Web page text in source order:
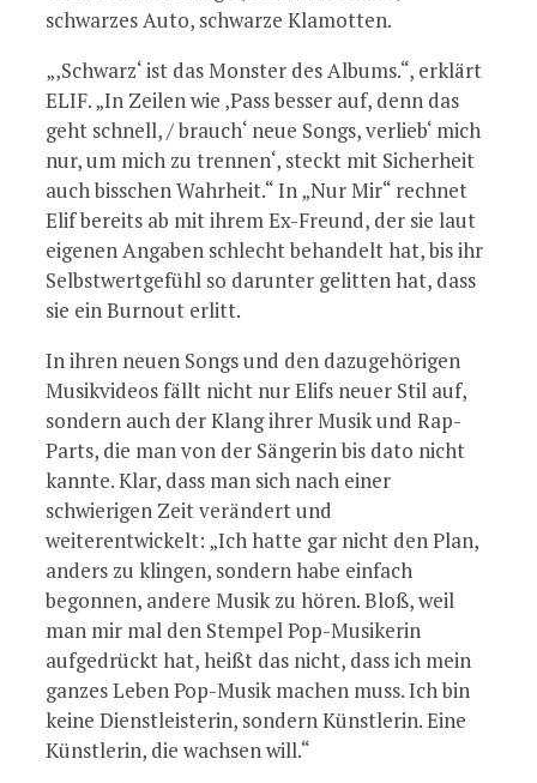
schwarzes Auto, schwarze Klamotten.
„‚Schwarz‘ ist das Monster des Albums.“, erklärt
ELIF. „In Zeilen wie ‚Pass besser auf, denn das
geht schnell, / brauch‘ neue Songs, verlieb‘ mich
nur, um mich zu trennen‘, steckt mit Sicherheit
auch bisschen Wahrheit.“ In „Nur Mir“ rechnet
Elif bereits ab mit ihrem Ex-Freund, der sie laut
eigenen Angaben schlecht behandelt hat, bis ihr
Selbstwertgefühl so darunter gelitten hat, dass
sie ein Burnout erlitt.
In ihren neuen Songs und den dazugehörigen
Musikvideos fällt nicht nur Elifs neuer Stil auf,
sondern auch der Klang ihrer Musik und Rap-
Parts, die man von der Sängerin bis dato nicht
kannte. Klar, dass man sich nach einer
schwierigen Zeit verändert und
weiterentwickelt: „Ich hatte gar nicht den Plan,
anders zu klingen, sondern habe einfach
begonnen, andere Musik zu hören. Bloß, weil
man mir mal den Stempel Pop-Musikerin
aufgedrückt hat, heißt das nicht, dass ich mein
ganzes Leben Pop-Musik machen muss. Ich bin
keine Dienstleisterin, sondern Künstlerin. Eine
Künstlerin, die wachsen will.“